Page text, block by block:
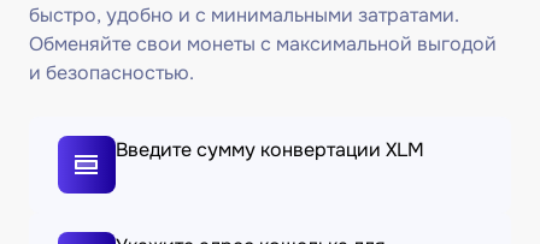
быстро, удобно и с минимальными затратами.
Обменяйте свои монеты с максимальной выгодой
и безопасностью.
Введите сумму конвертации XLM